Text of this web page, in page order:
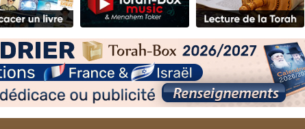
Il reste 49 places pour étudier en groupe sur Zoom
vient de donner son Maasser
viennent de nous rejoindre sur WhatsApp
viennent de nous rejoindre sur WhatsApp
vient de donner son Maasser
3 personnes viennent de faire un don pour 5 jours de vacances aux Orphelins